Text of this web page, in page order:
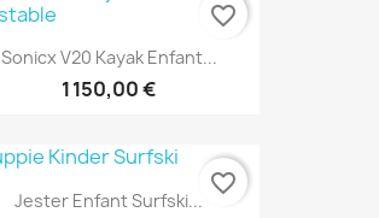
Sonicx V20 Kayak Enfant...
1 150,00 €
favorite_border
Jester Enfant Surfski...
favorite_border